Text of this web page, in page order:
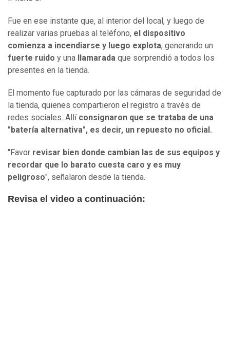
Fue en ese instante que, al interior del local, y luego de
realizar varias pruebas al teléfono, el dispositivo
comienza a incendiarse y luego explota, generando un
fuerte ruido y una llamarada que sorprendió a todos los
presentes en la tienda.
El momento fue capturado por las cámaras de seguridad de
la tienda, quienes compartieron el registro a través de
redes sociales. Allí consignaron que se trataba de una
"batería alternativa", es decir, un repuesto no oficial.
"Favor revisar bien donde cambian las de sus equipos y
recordar que lo barato cuesta caro y es muy
peligroso", señalaron desde la tienda.
Revisa el video a continuación: